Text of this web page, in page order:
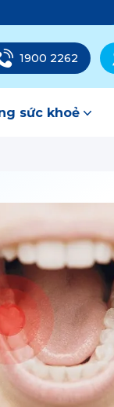
1900 2262
sức khoẻ